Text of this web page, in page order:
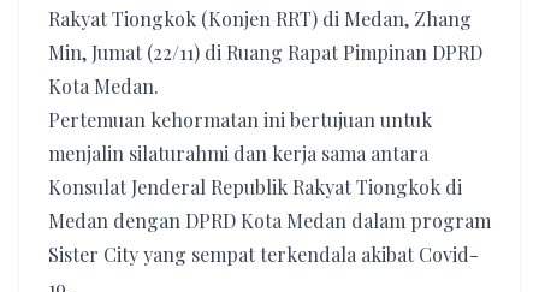
Rakyat Tiongkok (Konjen RRT) di Medan, Zhang
Min, Jumat (22/11) di Ruang Rapat Pimpinan DPRD
Kota Medan.
Pertemuan kehormatan ini bertujuan untuk
menjalin silaturahmi dan kerja sama antara
Konsulat Jenderal Republik Rakyat Tiongkok di
Medan dengan DPRD Kota Medan dalam program
Sister City yang sempat terkendala akibat Covid-